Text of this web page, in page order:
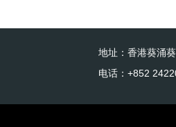
地址：香港葵涌
电话：+852